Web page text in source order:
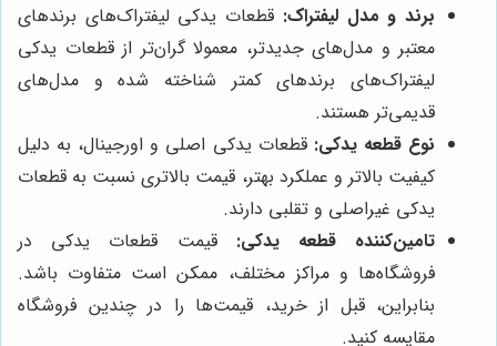
برند و مدل لیفتراک: قطعات یدکی لیفتراک‌های برندهای
معتبر و مدل‌های جدیدتر، معمولا گران‌تر از قطعات یدکی
لیفتراک‌های برندهای کمتر شناخته شده و مدل‌های
قدیمی‌تر هستند.
نوع قطعه یدکی: قطعات یدکی اصلی و اورجینال، به دلیل
کیفیت بالاتر و عملکرد بهتر، قیمت بالاتری نسبت به قطعات
یدکی غیراصلی و تقلبی دارند.
تامین‌کننده قطعه یدکی: قیمت قطعات یدکی در
فروشگاه‌ها و مراکز مختلف، ممکن است متفاوت باشد.
بنابراین، قبل از خرید، قیمت‌ها را در چندین فروشگاه
مقایسه کنید.